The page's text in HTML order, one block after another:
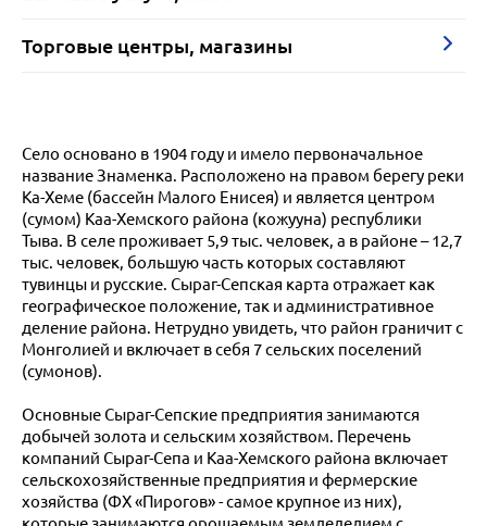
Торговые центры, магазины
Село основано в 1904 году и имело первоначальное
название Знаменка. Расположено на правом берегу реки
Ка-Хеме (бассейн Малого Енисея) и является центром
(сумом) Каа-Хемского района (кожууна) республики
Тыва. В селе проживает 5,9 тыс. человек, а в районе – 12,7
тыс. человек, большую часть которых составляют
тувинцы и русские. Сыраг-Сепская карта отражает как
географическое положение, так и административное
деление района. Нетрудно увидеть, что район граничит с
Монголией и включает в себя 7 сельских поселений
(сумонов).
Основные Сыраг-Сепские предприятия занимаются
добычей золота и сельским хозяйством. Перечень
компаний Сыраг-Сепа и Каа-Хемского района включает
сельскохозяйственные предприятия и фермерские
хозяйства (ФХ «Пирогов» - самое крупное из них),